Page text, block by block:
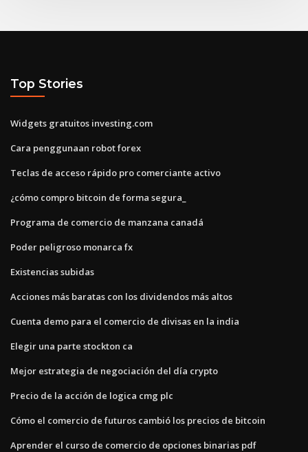
Top Stories
Widgets gratuitos investing.com
Cara penggunaan robot forex
Teclas de acceso rápido pro comerciante activo
¿cómo compro bitcoin de forma segura_
Programa de comercio de manzana canadá
Poder peligroso monarca fx
Existencias subidas
Acciones más baratas con los dividendos más altos
Cuenta demo para el comercio de divisas en la india
Elegir una parte stockton ca
Mejor estrategia de negociación del día crypto
Precio de la acción de logica cmg plc
Cómo el comercio de futuros cambió los precios de bitcoin
Aprender el curso de comercio de opciones binarias pdf